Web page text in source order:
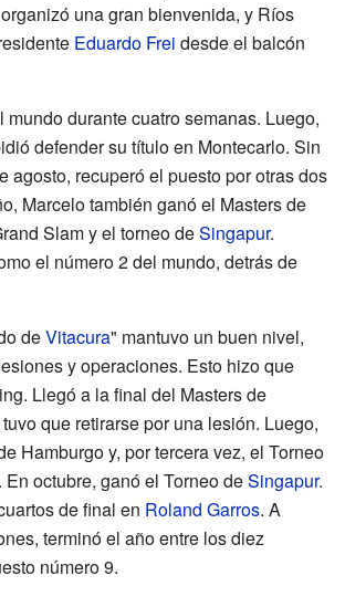
una gran bienvenida, y Ríos
Eduardo Frei desde el balcón
mundo durante cuatro semanas. Luego,
defender su título en Montecarlo. Sin
agosto, recuperó el puesto por otras dos
Marcelo también ganó el Masters de
Slam y el torneo deSingapur.
el número 2 del mundo, detrás de
deVitacura" mantuvo un buen nivel,
y operaciones. Esto hizo que
Llegó a la final del Masters de
que retirarse por una lesión. Luego,
Hamburgo y, por tercera vez, el Torneo
octubre, ganó el Torneo deSingapur.
de final en Roland Garros. A
terminó el año entre los diez
número 9.